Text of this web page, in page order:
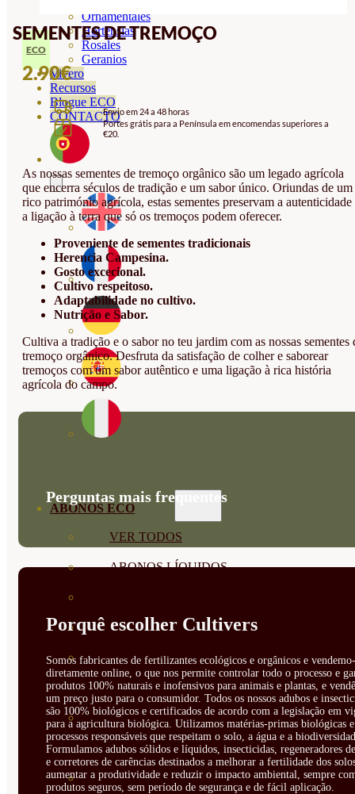
Ornamentales
Hortensias
Rosales
Geranios
Vivero
Recursos
Blogue ECO
CONTACTO
ABONOS ECO
VER TODOS
ABONOS LÍQUIDOS
BIOESTIMULANTES
SUSTRATOS Y
DECORATIVAS
CORRECTORES DE
CARENCIAS
ENRAIZANTES
SEMENTES DE TREMOÇO
ECO
2.90€
Envio em 24 a 48 horas
Portes grátis para a Península em encomendas superiores a
€20.
As nossas sementes de tremoço orgânico são um legado agrícola
que encerra séculos de tradição e um sabor único. Oriundas de um
rico património agrícola, estas sementes preservam a autenticidade
a ligação à terra que só os tremoços podem oferecer.
Proveniente de sementes tradicionais
Herencia Campesina.
Gosto excecional.
Cultivo respeitoso.
Adaptabilidade no cultivo.
Nutrição e Sabor.
Cultiva a tradição e o sabor no teu jardim com as nossas sementes
tremoço orgânico. Desfruta da satisfação de colher e saborear
tremoços com um sabor autêntico e uma ligação à rica história
agrícola do campo.
Perguntas mais frequentes
Porquê escolher Cultivers
Somos fabricantes de fertilizantes ecológicos e orgânicos e
diretamente online, o que nos permite controlar todo o processo e
produtos 100% naturais e inofensivos para animais e plantas, e
um preço justo para o consumidor. Todos os nossos adubos e
são 100% biológicos e certificados de acordo com a legislação em
para a agricultura biológica. Utilizamos matérias-primas biológicas e
processos responsáveis que respeitam o solo, a água e a
Formulamos adubos sólidos e líquidos, insecticidas, regeneradores
e corretores de carências destinados a melhorar a fertilidade dos
aumentar a produtividade e reduzir o impacto ambiental, sempre
produtos seguros, sem período de segurança e de fácil aplicação.